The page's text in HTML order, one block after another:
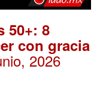
50+: 8
con gracia
2026